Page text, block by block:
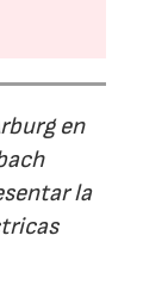
en
la